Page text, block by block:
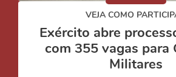
VEJA COMO
Exército abre
com 355 vagas para
Militares